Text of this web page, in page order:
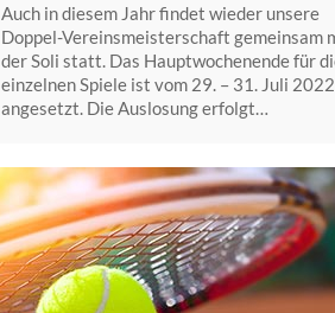
Auch in diesem Jahr findet wieder unsere
Doppel-Vereinsmeisterschaft gemeinsam
der Soli statt. Das Hauptwochenende für
einzelnen Spiele ist vom 29. – 31. Juli 2022
angesetzt. Die Auslosung erfolgt…